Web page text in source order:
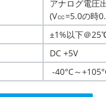
アナログ電圧
(V㏄=5.0の時
±1%以下＠
DC +5V
-40°C～